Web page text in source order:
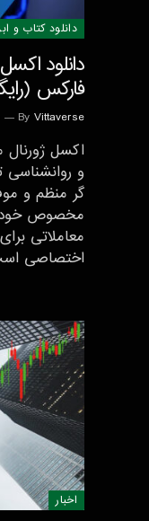
دانلود کتاب و
دانلود
فارکس
By Vittaverse
اکسل ژورنال
و روانشناسی
گر منظم و
مخصوص خود
معاملاتی
اختصاصی
اخبار